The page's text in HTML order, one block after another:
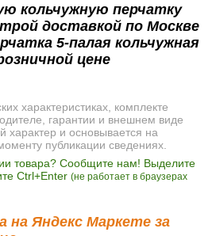
кольчужную перчатку
доставкой по Москве
5-палая кольчужная
цене
характеристиках, комплекте
гарантии и внешнем виде
характер и основывается на
публикации сведениях.
товара? Сообщите нам! Выделите
Ctrl+Enter (не работает в браузерах
на Яндекс Маркете за